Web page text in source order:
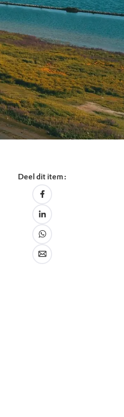
Deel dit item: